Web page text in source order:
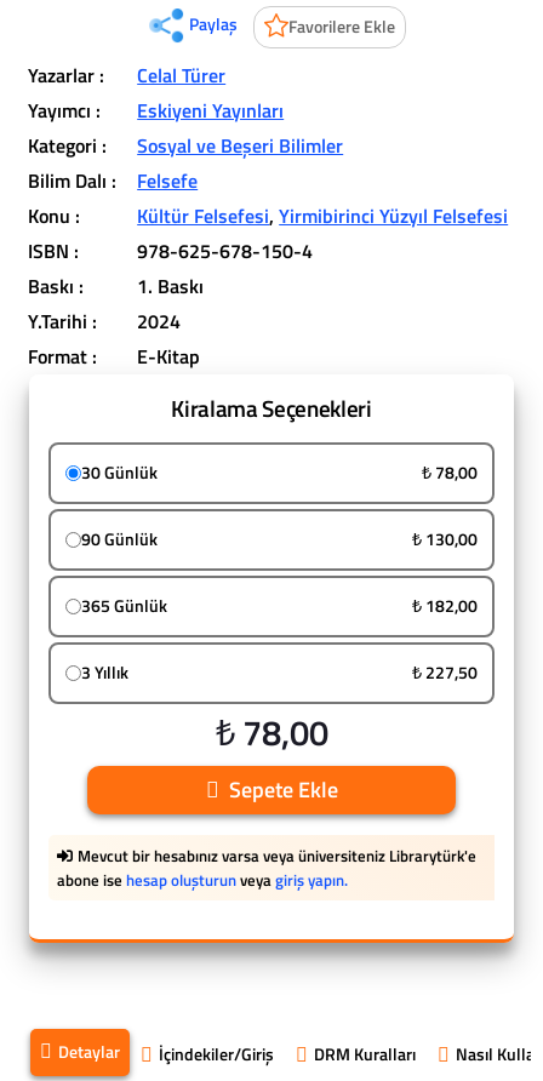
Paylaş Favorilere Ekle
Yazarlar :
Celal Türer
Yayımcı :
Eskiyeni Yayınları
Kategori :
Sosyal ve Beşeri Bilimler
Bilim Dalı :
Felsefe
Konu :
Kültür Felsefesi,Yirmibirinci Yüzyıl Felsefesi
ISBN :
978-625-678-150-4
Baskı :
1. Baskı
Y.Tarihi :
2024
Format :
E-Kitap
Kiralama Seçenekleri
30 Günlük ₺ 78,00
90 Günlük ₺ 130,00
365 Günlük ₺ 182,00
3 Yıllık ₺ 227,50
₺ 78,00
Sepete Ekle
Mevcut bir hesabınız varsa veya üniversiteniz Librarytürk'e
abone ise hesap oluşturunveyagiriş yapın.
Detaylar İçindekiler/Giriş DRM Kuralları Nasıl